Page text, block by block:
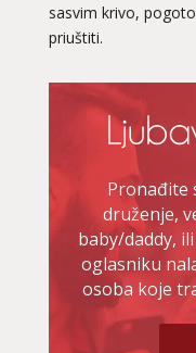
sasvim krivo,
priuštiti.
Pronađite
druženje,
baby/daddy,
oglasniku
osoba koje
TEHNIKE:ljubav,
TEHNIKE:astrologija